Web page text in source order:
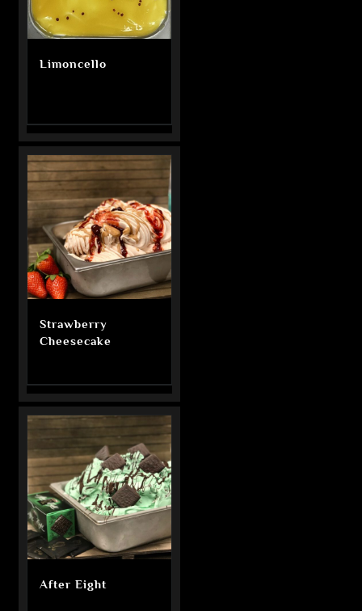
Limoncello
Strawberry
Cheesecake
After Eight